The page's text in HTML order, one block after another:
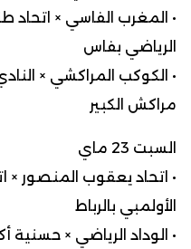
الرياضي بفاس
مراكش الكبير
السبت 23 ماي
الأولمبي بالرباط